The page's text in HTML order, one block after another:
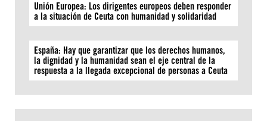
Unión Europea: Los dirigentes europeos deben responder
a la situación de Ceuta con humanidad y solidaridad
España: Hay que garantizar que los derechos humanos,
la dignidad y la humanidad sean el eje central de la
respuesta a la llegada excepcional de personas a Ceuta